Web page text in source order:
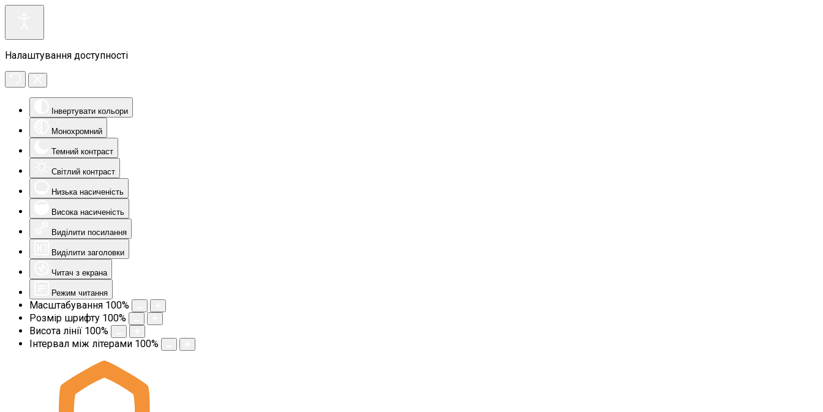
Налаштування доступності
Інвертувати кольори
Монохромний
Темний контраст
Світлий контраст
Низька насиченість
Висока насиченість
Виділити посилання
Виділити заголовки
Читач з екрана
Режим читання
Масштабування 100%
Розмір шрифту 100%
Висота лінії 100%
Інтервал між літерами 100%